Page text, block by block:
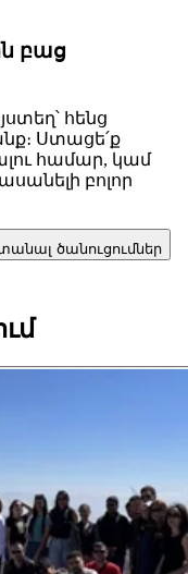
բաց
հենց
Ստացե՛ք
համար, կամ
բոլոր
ծանուցումներ